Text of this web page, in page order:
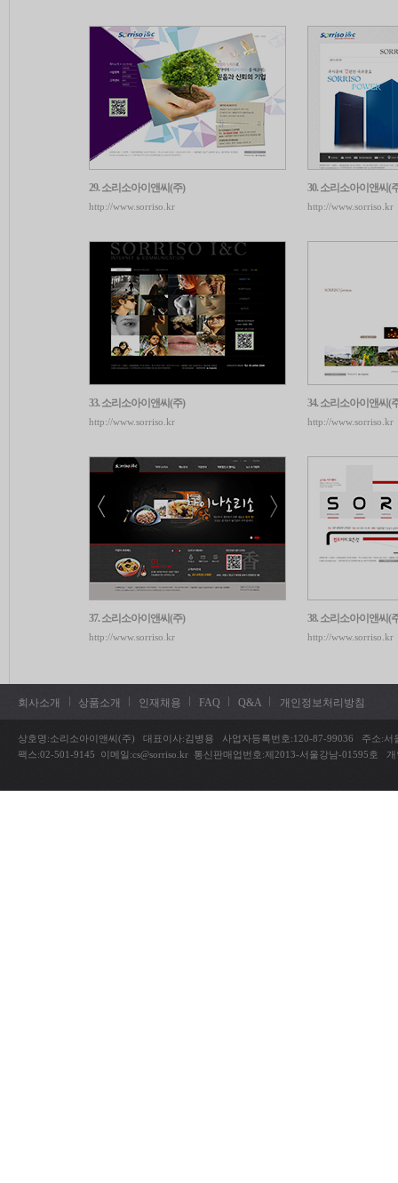
회사소개 상품소개 인재채용 FAQ Q&A 개인정보처리방침
상호명:소리소아이앤씨(주) 대표이사:김병용 사업자등록번호:120-87-99036 주소:서
팩스:02-501-9145 이메일:cs@sorriso.kr 통신판매업번호:제2013-서울강남-01595호